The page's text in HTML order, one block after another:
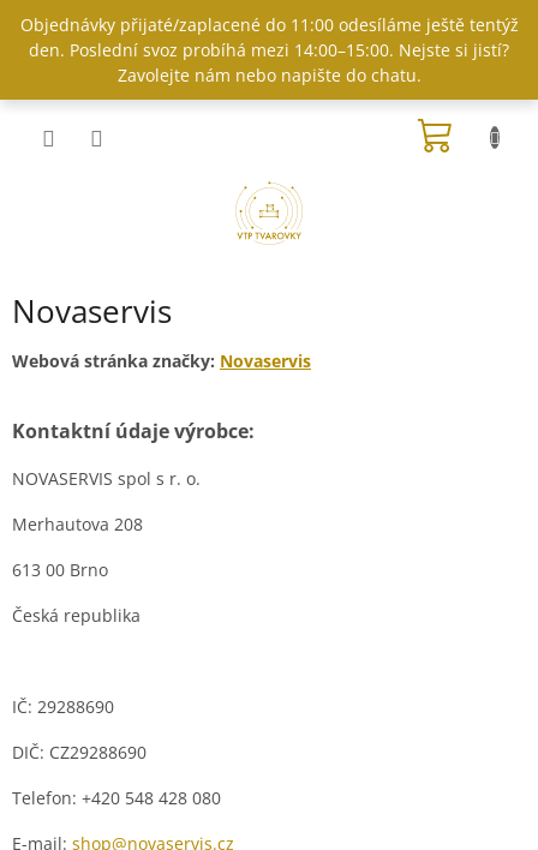
obsah
Objednávky přijaté/zaplacené do 11:00 odesíláme ještě tentýž
den. Poslední svoz probíhá mezi 14:00–15:00. Nejste si jistí?
Zavolejte nám nebo napište do chatu.
Novaservis
Webová stránka značky: Novaservis
Kontaktní údaje výrobce:
NOVASERVIS spol s r. o.
Merhautova 208
613 00 Brno
Česká republika
IČ: 29288690
DIČ: CZ29288690
Telefon: +420 548 428 080
E-mail: shop@novaservis.cz